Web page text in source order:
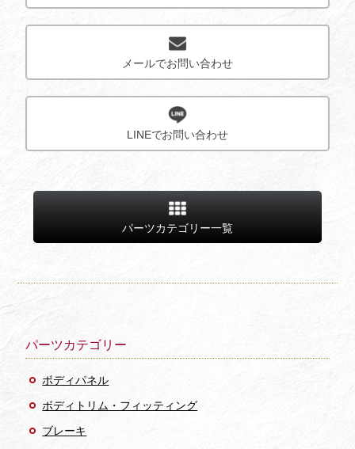
メールでお問い合わせ
LINEでお問い合わせ
パーツカテゴリー一覧
パーツカテゴリー
ボディパネル
ボディトリム・フィッティング
ブレーキ